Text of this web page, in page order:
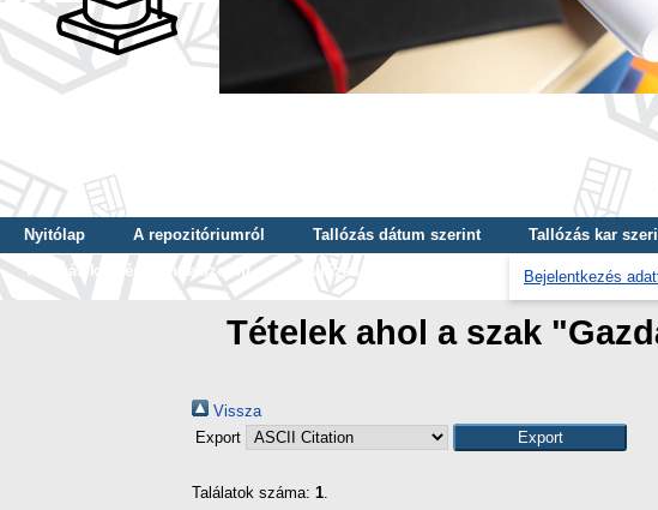
Nyitólap A repozitóriumról Tallózás dátum szerint Tallózás kar
Tallózás képzés szintje szerint
Tallózás kulcsszó szerint Bejelentkezés
Tételek ahol a szak
Vissza
Export
Találatok száma: 1.